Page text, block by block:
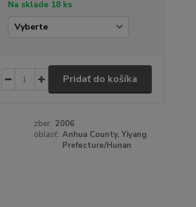
Na sklade 18 ks
Pridať do košíka
zber: 2006
oblasť: Anhua County, Yiyang
Prefecture/Hunan